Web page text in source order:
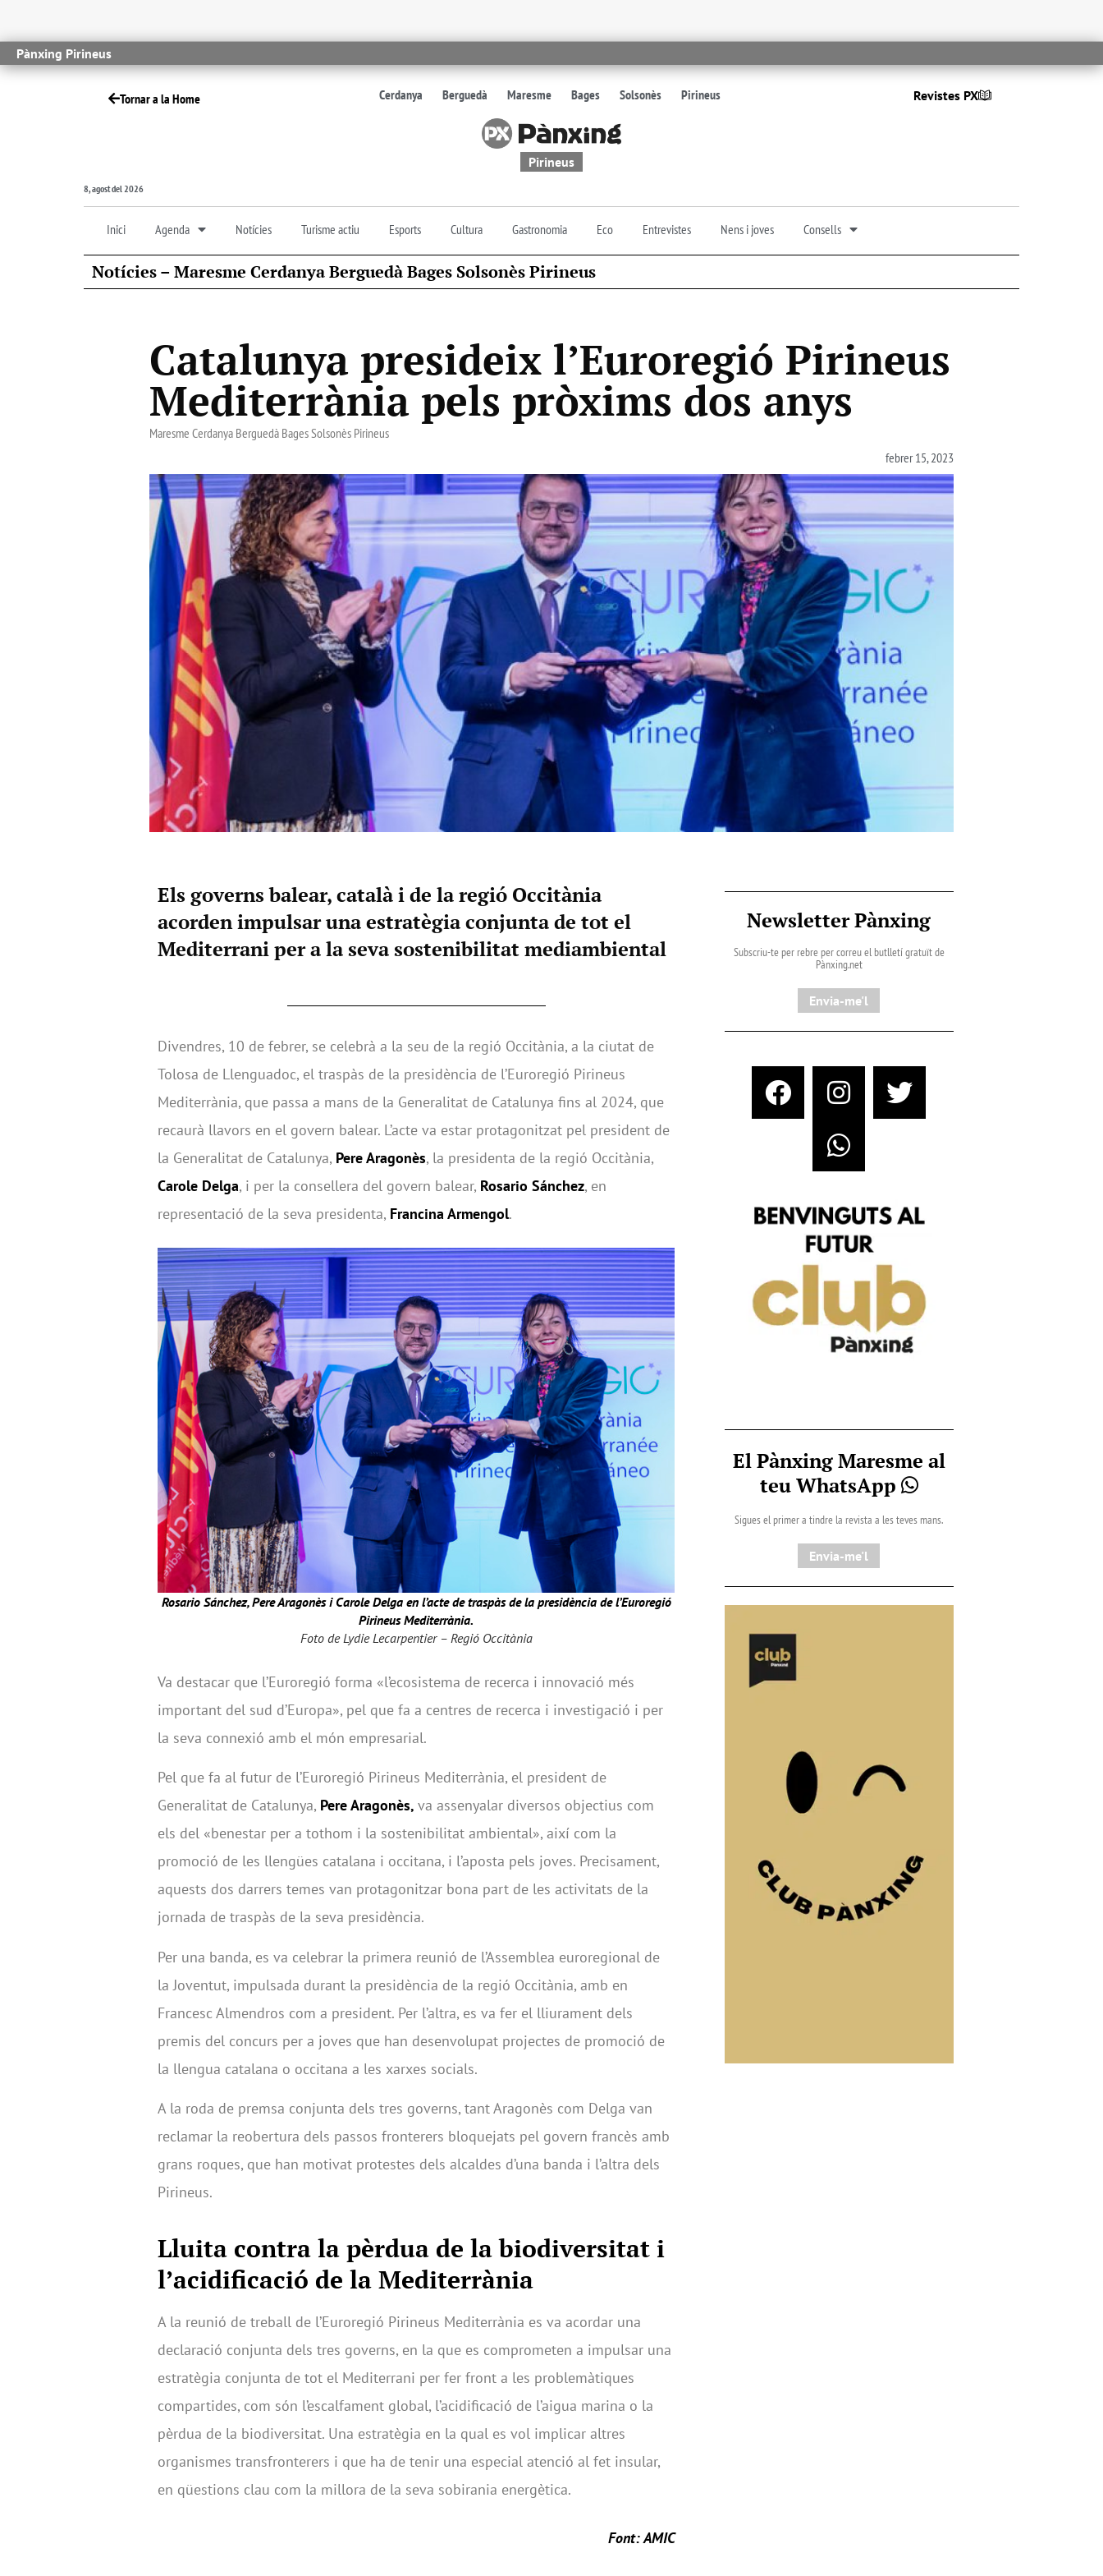
Pànxing Pirineus
Tornar a la Home Cerdanya Berguedà Maresme Bages Solsonès Pirineus Revistes PX
Pirineus
8, agost del 2026
Inici Agenda Notícies Turisme actiu Esports Cultura Gastronomia Eco Entrevistes Nens i joves Consells
Notícies – Maresme Cerdanya Berguedà Bages Solsonès Pirineus
Catalunya presideix l’Euroregió Pirineus
Mediterrània pels pròxims dos anys
Maresme Cerdanya Berguedà Bages Solsonès Pirineus
febrer 15, 2023
Els governs balear, català i de la regió Occitània
acorden impulsar una estratègia conjunta de tot el
Mediterrani per a la seva sostenibilitat mediambiental
Divendres, 10 de febrer, se celebrà a la seu de la regió Occitània, a la ciutat de
Tolosa de Llenguadoc, el traspàs de la presidència de l’Euroregió Pirineus
Mediterrània, que passa a mans de la Generalitat de Catalunya fins al 2024, que
recaurà llavors en el govern balear. L’acte va estar protagonitzat pel president de
la Generalitat de Catalunya, Pere Aragonès, la presidenta de la regió Occitània,
Carole Delga, i per la consellera del govern balear, Rosario Sánchez, en
representació de la seva presidenta, Francina Armengol.
Rosario Sánchez, Pere Aragonès i Carole Delga en l’acte de traspàs de la presidència de l’Euroregió
Pirineus Mediterrània.
Foto de Lydie Lecarpentier – Regió Occitània
Va destacar que l’Euroregió forma «l’ecosistema de recerca i innovació més
important del sud d’Europa», pel que fa a centres de recerca i investigació i per
la seva connexió amb el món empresarial.
Pel que fa al futur de l’Euroregió Pirineus Mediterrània, el president de
Generalitat de Catalunya, Pere Aragonès, va assenyalar diversos objectius com
els del «benestar per a tothom i la sostenibilitat ambiental», així com la
promoció de les llengües catalana i occitana, i l’aposta pels joves. Precisament,
aquests dos darrers temes van protagonitzar bona part de les activitats de la
jornada de traspàs de la seva presidència.
Per una banda, es va celebrar la primera reunió de l’Assemblea euroregional de
la Joventut, impulsada durant la presidència de la regió Occitània, amb en
Francesc Almendros com a president. Per l’altra, es va fer el lliurament dels
premis del concurs per a joves que han desenvolupat projectes de promoció de
la llengua catalana o occitana a les xarxes socials.
A la roda de premsa conjunta dels tres governs, tant Aragonès com Delga van
reclamar la reobertura dels passos fronterers bloquejats pel govern francès amb
grans roques, que han motivat protestes dels alcaldes d’una banda i l’altra dels
Pirineus.
Lluita contra la pèrdua de la biodiversitat i
l’acidificació de la Mediterrània
A la reunió de treball de l’Euroregió Pirineus Mediterrània es va acordar una
declaració conjunta dels tres governs, en la que es comprometen a impulsar una
estratègia conjunta de tot el Mediterrani per fer front a les problemàtiques
compartides, com són l’escalfament global, l’acidificació de l’aigua marina o la
pèrdua de la biodiversitat. Una estratègia en la qual es vol implicar altres
organismes transfronterers i que ha de tenir una especial atenció al fet insular,
en qüestions clau com la millora de la seva sobirania energètica.
Font:AMIC
Newsletter Pànxing
Subscriu-te per rebre per correu el butlletí gratuït de
Pànxing.net​
Envia-me'l
El Pànxing Maresme al
teu WhatsApp
Sigues el primer a tindre la revista a les teves mans.
Envia-me'l